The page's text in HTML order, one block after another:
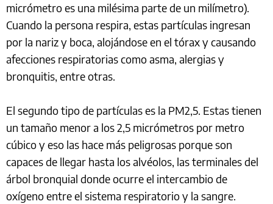
micrómetro es una milésima parte de un milímetro).
Cuando la persona respira, estas partículas ingresan
por la nariz y boca, alojándose en el tórax y causando
afecciones respiratorias como asma, alergias y
bronquitis, entre otras.
El segundo tipo de partículas es la PM2,5. Estas tienen
un tamaño menor a los 2,5 micrómetros por metro
cúbico y eso las hace más peligrosas porque son
capaces de llegar hasta los alvéolos, las terminales del
árbol bronquial donde ocurre el intercambio de
oxígeno entre el sistema respiratorio y la sangre.